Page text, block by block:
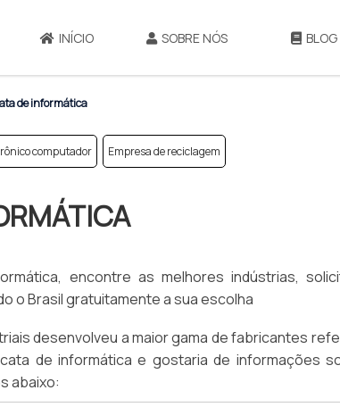
INÍCIO SOBRE NÓS BLOG
de informática
computador Empresa de reciclagem
encontre as melhores indústrias,
o Brasil gratuitamente a sua escolha
desenvolveu a maior gama de fabricantes
de informática e gostaria de informações
abaixo: